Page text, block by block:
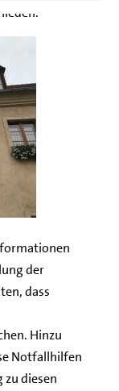
der
dass
Hinzu
Notfallhilfen
zu diesen